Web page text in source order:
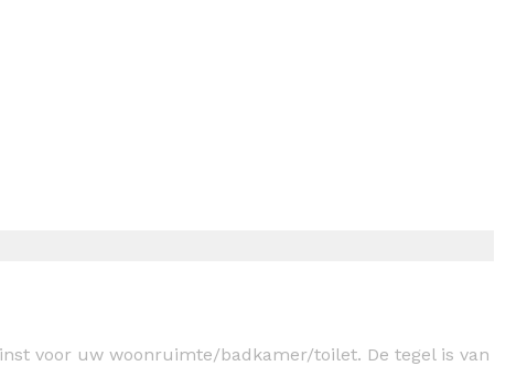
voor uw woonruimte/badkamer/toilet. De tegel is van